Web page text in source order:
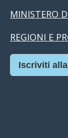
MINISTERO
REGIONI E
Iscriviti